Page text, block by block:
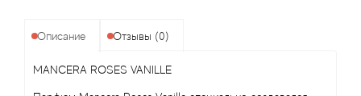
Описание Отзывы (0)
MANCERA ROSES VANILLE
Aquolina